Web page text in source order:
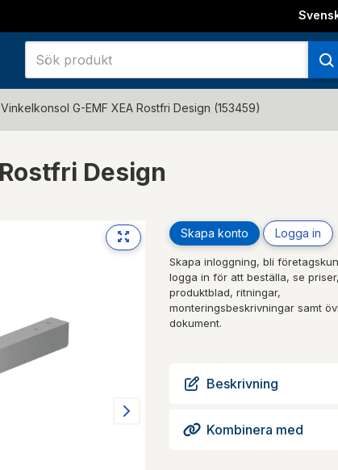
Vinkelkonsol G-EMF XEA Rostfri Design (153459)
Design
Next
Skapa konto Logga in
Skapa inloggning, bli
logga in för att beställa, se priser,
produktblad, ritningar,
monteringsbeskrivningar samt
dokument.
Beskrivning
Kombinera med